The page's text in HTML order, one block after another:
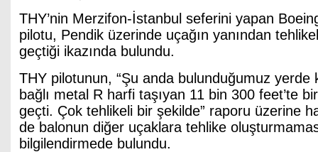
THY’nin Merzifon-İstanbul seferini yapan
pilotu, Pendik üzerinde uçağın yanından
geçtiği ikazında bulundu.
THY pilotunun, “Şu anda bulunduğumuz yerde
bağlı metal R harfi taşıyan 11 bin 300 feet’te
geçti. Çok tehlikeli bir şekilde” raporu üzerine
de balonun diğer uçaklara tehlike
bilgilendirmede bulundu.